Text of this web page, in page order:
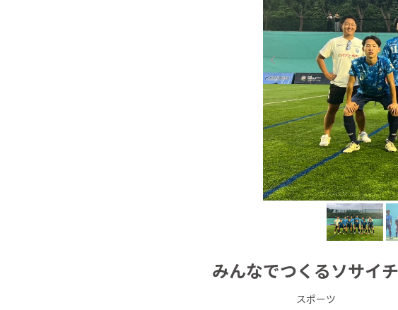
テクノロジー・ガジェット
ゲーム・サ
書籍・雑誌
ソーシャル
みんなでつくるソサイ
スポーツ